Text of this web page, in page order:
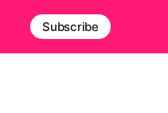
Subscribe